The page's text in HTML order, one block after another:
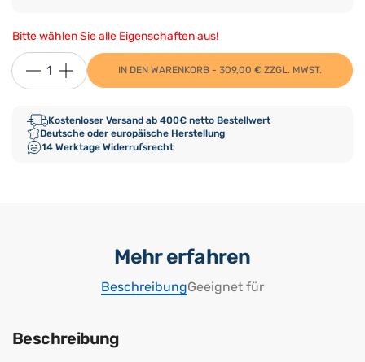
Bitte wählen Sie alle Eigenschaften aus!
IN DEN WARENKORB - 309,00 € ZZGL. MWST.
Kostenloser Versand ab 400€ netto Bestellwert
Deutsche oder europäische Herstellung
14 Werktage Widerrufsrecht
Mehr erfahren
BeschreibungGeeignet für
Beschreibung